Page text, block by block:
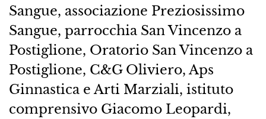
Sangue, associazione Preziosissimo
Sangue, parrocchia San Vincenzo a
Postiglione, Oratorio San Vincenzo a
Postiglione, C&G Oliviero, Aps
Ginnastica e Arti Marziali, istituto
comprensivo Giacomo Leopardi,